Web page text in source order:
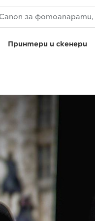
Принтери и скенери